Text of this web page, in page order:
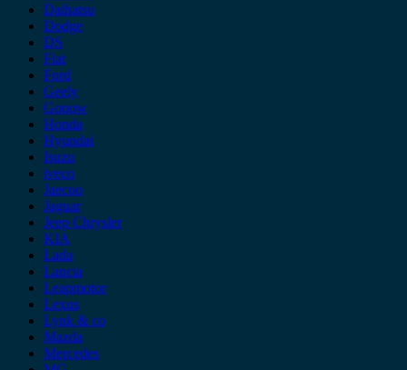
Daihatsu
Dodge
DS
Fiat
Ford
Geely
Gonow
Honda
Hyundai
Isuzu
iveco
Jaecoo
Jaguar
Jeep Chrysler
KIA
Lada
Lancia
Leapmotor
Lexus
Lynk & co
Mazda
Mercedes